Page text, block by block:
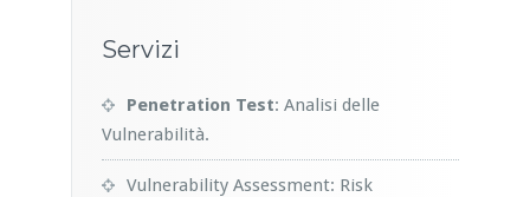
Servizi
Penetration Test: Analisi delle
Vulnerabilità.
Vulnerability Assessment: Risk